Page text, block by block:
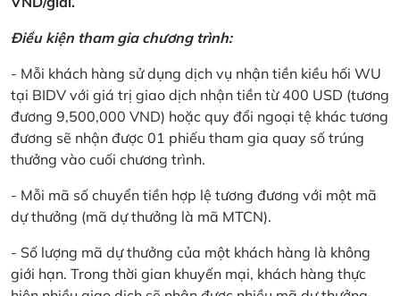
Điều kiện tham gia chương trình:
- Mỗi khách hàng sử dụng dịch vụ nhận tiền kiều hối WU
tại BIDV với giá trị giao dịch nhận tiền từ 400 USD (tương
đương 9,500,000 VND) hoặc quy đổi ngoại tệ khác tương
đương sẽ nhận được 01 phiếu tham gia quay số trúng
thưởng vào cuối chương trình.
- Mỗi mã số chuyển tiền hợp lệ tương đương với một mã
dự thưởng (mã dự thưởng là mã MTCN).
- Số lượng mã dự thưởng của một khách hàng là không
giới hạn. Trong thời gian khuyến mại, khách hàng thực